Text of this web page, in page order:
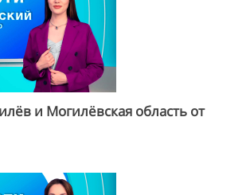
и Могилёвская область от